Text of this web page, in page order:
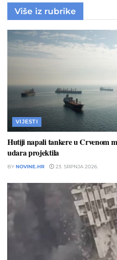
Više iz rubrike
VIJESTI
Hutiji napali tankere u Crvenom
udara projektila
BY NOVINE.HR 23. SRPNJA 2026.